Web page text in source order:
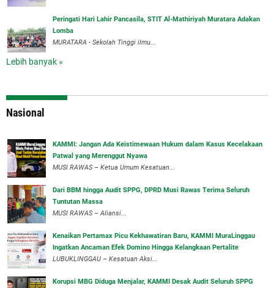
Peringati Hari Lahir Pancasila, STIT Al-Mathiriyah Muratara Adakan
Lomba
MURATARA - Sekolah Tinggi ilmu...
Lebih banyak »
Nasional
‎KAMMI: Jangan Ada Keistimewaan Hukum dalam Kasus Kecelakaan
Patwal yang Merenggut Nyawa
‎MUSI RAWAS – Ketua Umum Kesatuan...
Dari BBM hingga Audit SPPG, DPRD Musi Rawas Terima Seluruh
Tuntutan Massa
MUSI RAWAS – Aliansi...
‎Kenaikan Pertamax Picu Kekhawatiran Baru, KAMMI MuraLinggau
Ingatkan Ancaman Efek Domino Hingga Kelangkaan Pertalite
‎LUBUKLINGGAU – Kesatuan Aksi...
Korupsi MBG Diduga Menjalar, KAMMI Desak Audit Seluruh SPPG